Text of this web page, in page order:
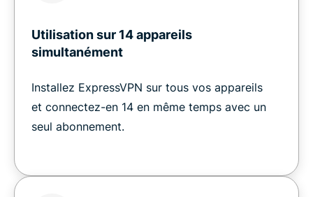
Utilisation sur 14 appareils
simultanément
Installez ExpressVPN sur tous vos appareils
et connectez-en 14 en même temps avec un
seul abonnement.